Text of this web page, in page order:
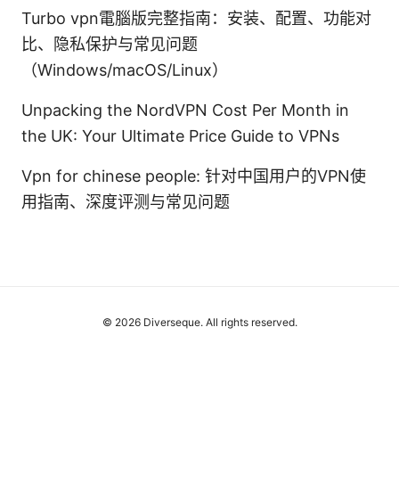
Turbo vpn電腦版完整指南：安装、配置、功能对
比、隐私保护与常见问题
（Windows/macOS/Linux）
Unpacking the NordVPN Cost Per Month in
the UK: Your Ultimate Price Guide to VPNs
Vpn for chinese people: 针对中国用户的VPN使
用指南、深度评测与常见问题
© 2026 Diverseque. All rights reserved.